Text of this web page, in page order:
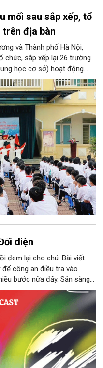
mối sau sắp xếp, tổ
địa bàn
và Thành phố Hà Nội,
chức, sắp xếp lại 26 trường
học cơ sở) hoạt động
xếp, xã Phúc Thọ giảm 15
diện
đem lại cho chú. Bài viết
công an điều tra vào
bước nữa đấy. Sẵn sàng
viết đưa lại cho Thy. Cô
loạt bài phóng sự của mình